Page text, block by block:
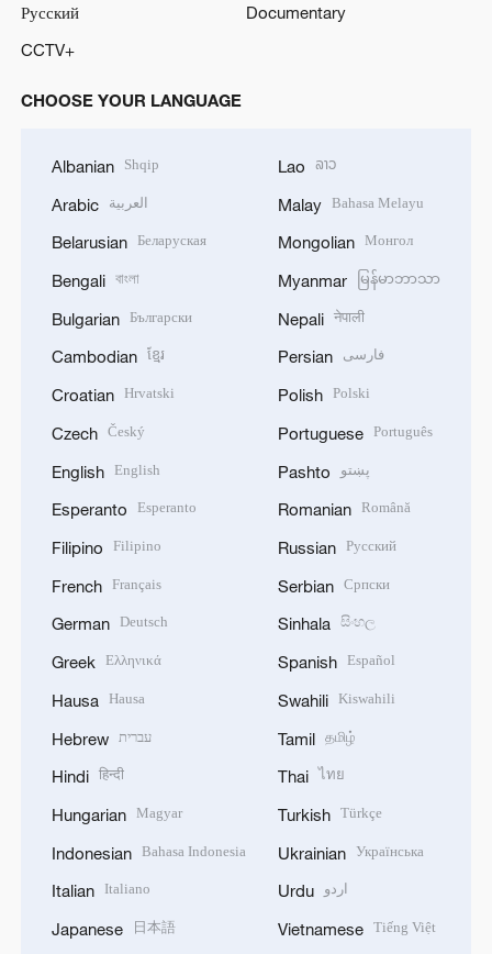
Русский
Documentary
CCTV+
CHOOSE YOUR LANGUAGE
Albanian Shqip
Arabic العربية
Belarusian Беларуская
Bengali বাংলা
Bulgarian Български
Cambodian ខ្មែរ
Croatian Hrvatski
Czech Český
English English
Esperanto Esperanto
Filipino Filipino
French Français
German Deutsch
Greek Ελληνικά
Hausa Hausa
Hebrew עברית
Hindi हिन्दी
Hungarian Magyar
Indonesian Bahasa Indonesia
Italian Italiano
Japanese
日本語
Lao ລາວ
Malay Bahasa Melayu
Mongolian Монгол
Myanmar မြန်မာဘာသာ
Nepali नेपाली
Persian فارسی
Polish Polski
Portuguese Português
Pashto پښتو
Romanian Română
Russian Русский
Serbian Српски
Sinhala සිංහල
Spanish Español
Swahili Kiswahili
Tamil தமிழ்
Thai ไทย
Turkish Türkçe
Ukrainian Українська
Urdu اردو
Vietnamese Tiếng Việt